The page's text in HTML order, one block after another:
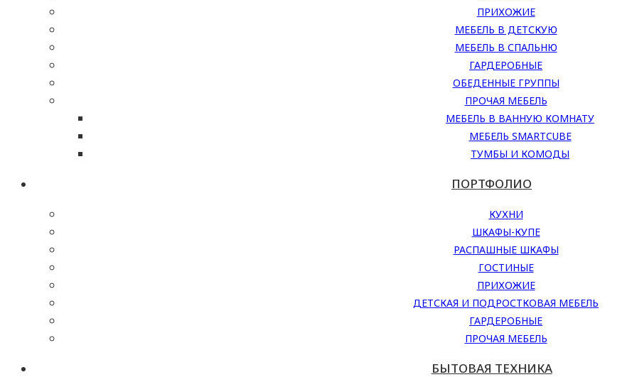
ПРИХОЖИЕ
МЕБЕЛЬ В ДЕТСКУЮ
МЕБЕЛЬ В СПАЛЬНЮ
ГАРДЕРОБНЫЕ
ОБЕДЕННЫЕ ГРУППЫ
ПРОЧАЯ МЕБЕЛЬ
МЕБЕЛЬ В ВАННУЮ КОМНАТУ
МЕБЕЛЬ SMARTCUBE
ТУМБЫ И КОМОДЫ
ПОРТФОЛИО
КУХНИ
ШКАФЫ-КУПЕ
РАСПАШНЫЕ ШКАФЫ
ГОСТИНЫЕ
ПРИХОЖИЕ
ДЕТСКАЯ И ПОДРОСТКОВАЯ МЕБЕЛЬ
ГАРДЕРОБНЫЕ
ПРОЧАЯ МЕБЕЛЬ
БЫТОВАЯ ТЕХНИКА